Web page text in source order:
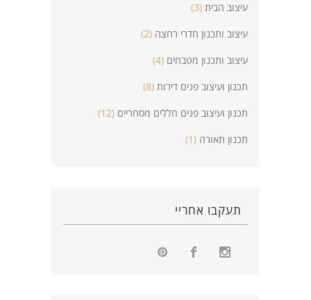
עיצוב הבית (3)
עיצוב ותכנון חדרי רחצה (2)
עיצוב ותכנון מטבחים (4)
תכנון ועיצוב פנים דירות (8)
תכנון ועיצוב פנים חללים מסחריים (12)
תכנון תאורה (1)
תעקבו אחריי